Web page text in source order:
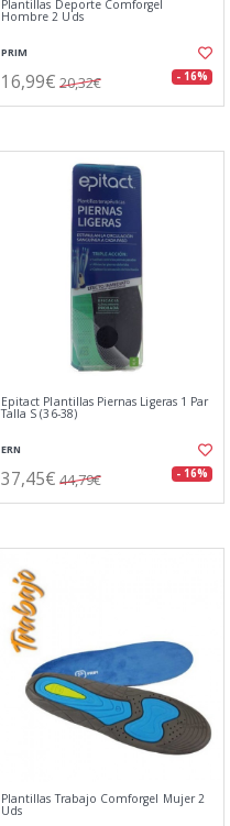
Plantillas Deporte Comforgel
Hombre 2 Uds
PRIM
16,99€ 20,32€ - 16%
Epitact Plantillas Piernas Ligeras 1 Par
Talla S (36-38)
ERN
37,45€ 44,79€ - 16%
Plantillas Trabajo Comforgel Mujer 2
Uds